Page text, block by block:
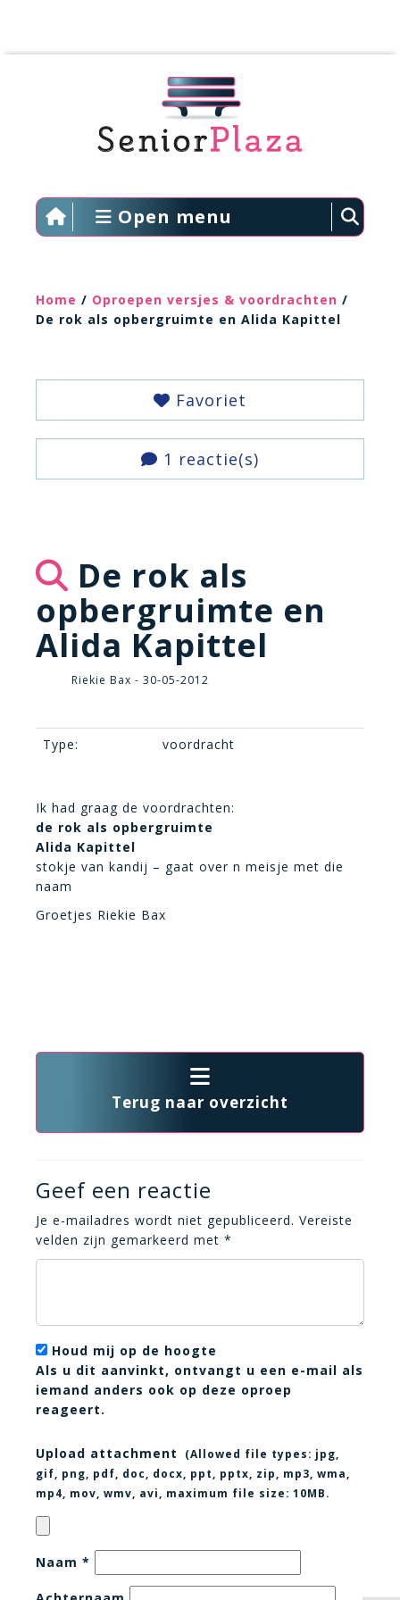
Open menu
Home / Oproepen versjes & voordrachten /
De rok als opbergruimte en Alida Kapittel
Favoriet
1 reactie(s)
De rok als
opbergruimte en
Alida Kapittel
Riekie Bax - 30-05-2012
Type: voordracht
Ik had graag de voordrachten:
de rok als opbergruimte
Alida Kapittel
stokje van kandij – gaat over n meisje met die
naam
Groetjes Riekie Bax
Terug naar overzicht
Geef een reactie
Je e-mailadres wordt niet gepubliceerd. Vereiste
velden zijn gemarkeerd met *
Houd mij op de hoogte
Als u dit aanvinkt, ontvangt u een e-mail als
iemand anders ook op deze oproep
reageert.
Upload attachment (Allowed file types: jpg,
gif, png, pdf, doc, docx, ppt, pptx, zip, mp3, wma,
mp4, mov, wmv, avi
, maximum file size: 10MB.
Naam *